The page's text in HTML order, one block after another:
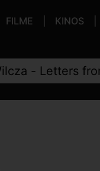
FILME KINOS